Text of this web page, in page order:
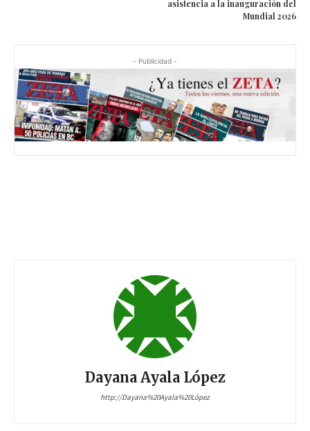
asistencia a la inauguración del
Mundial 2026
- Publicidad -
Dayana Ayala López
http://Dayana%20Ayala%20López